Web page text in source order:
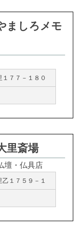
ましろメモ
７７－１８０
里斎場
壇・仏具店
１７５９－１